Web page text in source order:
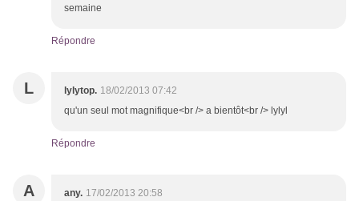
semaine
Répondre
L lylytop. 18/02/2013 07:42
qu'un seul mot magnifique<br /> a bientôt<br /> lylyl
Répondre
A any. 17/02/2013 20:58